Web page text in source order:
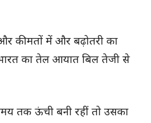
कीमतों में और बढ़ोतरी का
का तेल आयात बिल तेजी से
तक ऊंची बनी रहीं तो उसका